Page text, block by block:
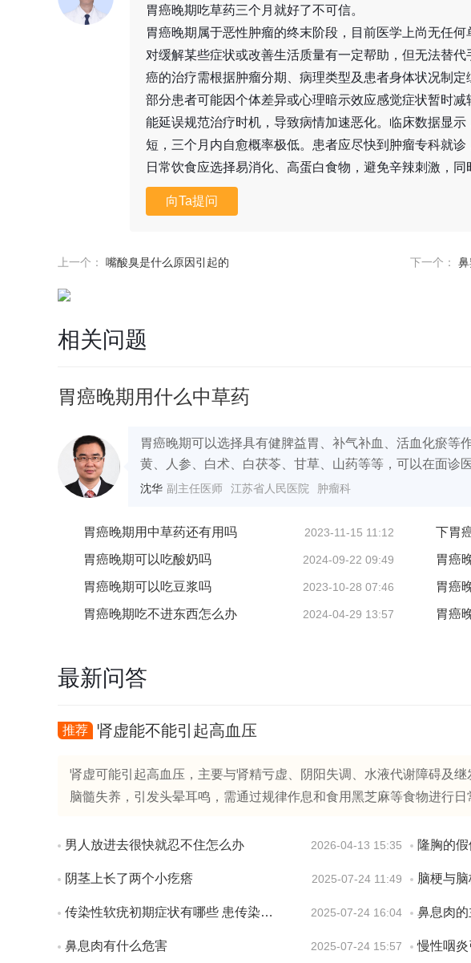
胃癌晚期吃草药三个月就好了不可信。
胃癌晚期属于恶性肿瘤的终末阶段，目前医学上尚无任
对缓解某些症状或改善生活质量有一定帮助，但无法替
癌的治疗需根据肿瘤分期、病理类型及患者身体状况制定
部分患者可能因个体差异或心理暗示效应感觉症状暂时
能延误规范治疗时机，导致病情加速恶化。临床数据显
短，三个月内自愈概率极低。患者应尽快到肿瘤专科就诊
日常饮食应选择易消化、高蛋白食物，避免辛辣刺激，同
向Ta提问
上一个： 嘴酸臭是什么原因引起的 下一个：
相关问题
胃癌晚期用什么中草药
胃癌晚期可以选择具有健脾益胃、补气补血、活血化瘀等
黄、人参、白术、白茯苓、甘草、山药等等，可以在面诊
沈华 副主任医师 江苏省人民医院 肿瘤科
胃癌晚期用中草药还有用吗 2023-11-15 11:12 下胃
胃癌晚期可以吃酸奶吗 2024-09-22 09:49 胃癌
胃癌晚期可以吃豆浆吗 2023-10-28 07:46 胃癌
胃癌晚期吃不进东西怎么办 2024-04-29 13:57 胃癌
最新问答
推荐 肾虚能不能引起高血压
肾虚可能引起高血压，主要与肾精亏虚、阴阳失调、水液代谢障碍及
脑髓失养，引发头晕耳鸣，需通过规律作息和食用黑芝麻等食物进行
男人放进去很快就忍不住怎么办 2026-04-13 15:35 隆胸的
阴茎上长了两个小疙瘩 2025-07-24 11:49 脑梗与脑
传染性软疣初期症状有哪些 患传染性软疣会有疼痛感吗 2025-07-24 16:04 鼻息肉
鼻息肉有什么危害 2025-07-24 15:57 慢性咽